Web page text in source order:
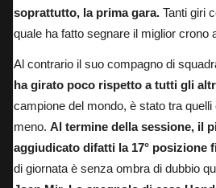
soprattutto, la prima gara. Tanti giri
quale ha fatto segnare il miglior crono
Al contrario il suo compagno di
ha girato poco rispetto a tutti gli
campione del mondo, è stato tra
meno. Al termine della sessione, il
aggiudicato difatti la 17° posizione
di giornata è senza ombra di dubbio